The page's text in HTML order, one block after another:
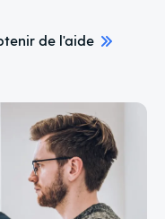
de l'aide